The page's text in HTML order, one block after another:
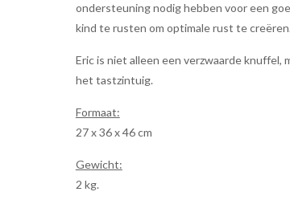
ondersteuning nodig hebben voor een
kind te rusten om optimale rust te
Eric is niet alleen een verzwaarde knuffel,
het tastzintuig.
Formaat:
27 x 36 x 46 cm
Gewicht:
2 kg.